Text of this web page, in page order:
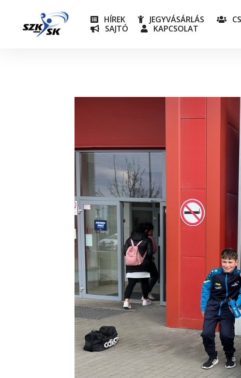
HÍREK JEGYVÁSÁRLÁS
SAJTÓ KAPCSOLAT